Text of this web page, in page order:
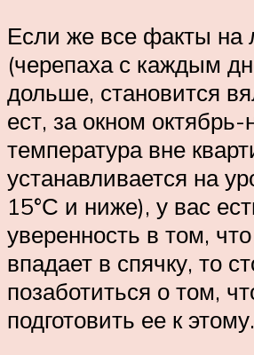
Если же все факты на
(черепаха с каждым
дольше, становится
ест, за окном октябрь-
температура вне
устанавливается на
15°С и ниже), у вас
уверенность в том,
впадает в спячку, то
позаботиться о том,
подготовить ее к этому.